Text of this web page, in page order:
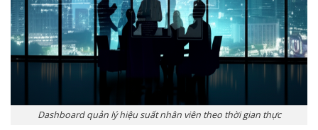
Dashboard quản lý hiệu suất nhân viên theo thời gian thực